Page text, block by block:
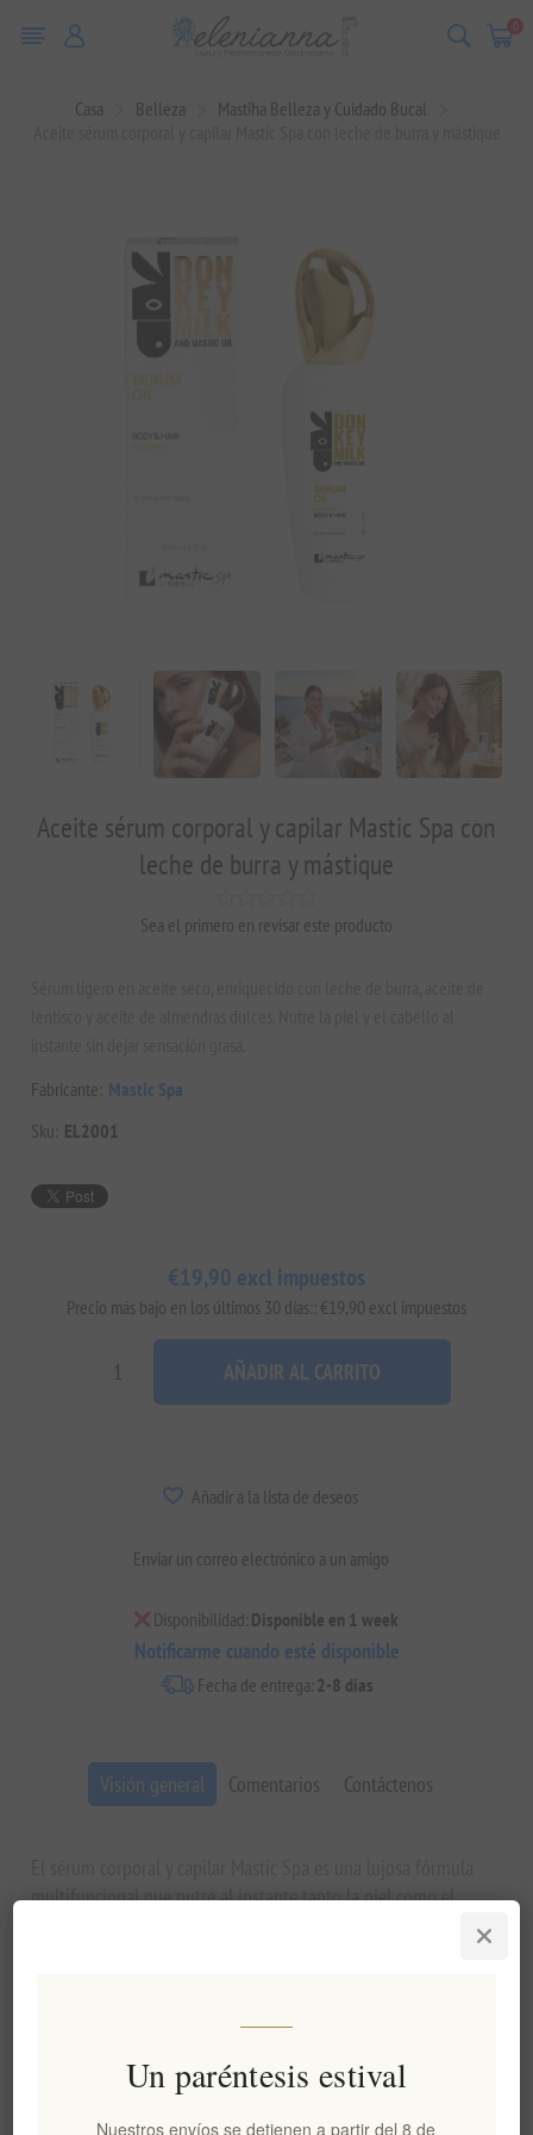
0
Casa Belleza
Mastiha Belleza y Cuidado Bucal
Aceite sérum corporal y capilar Mastic Spa con
leche de burra y mástique
Sea el primero en revisar este producto
Fabricante: Mastic Spa
Sku: EL2001
€19,90 excl impuestos
Precio más bajo en los últimos 30 días:: €19,90 excl impuestos
AÑADIR AL CARRITO
Añadir a la lista de deseos
Enviar un correo electrónico a un amigo
Disponibilidad: Disponible en 1 week
Notificarme cuando esté disponible
Fecha de entrega: 2-8 días
Visión general Comentarios Contáctenos
multifuncional que nutre al instante tanto la piel como el
Principales ventajas y características
Un paréntesis estival
Nuestros envíos se detienen a partir del 8 de